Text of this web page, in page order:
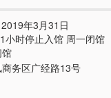
年3月31日
小时停止入馆 周一闭馆
务区广经路13号